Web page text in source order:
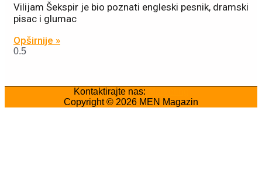
Vilijam Šekspir je bio poznati engleski pesnik, dramski
pisac i glumac
Opširnije »
Kontaktirajte nas:
Copyright © 2026 MEN Magazin